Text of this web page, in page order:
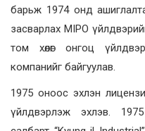
барьж 1974 онд
засварлах MIPO
том хөлөг онгоц
компанийг байгуулав.
1975 оноос эхлэн
үйлдвэрлэж эхлэв.